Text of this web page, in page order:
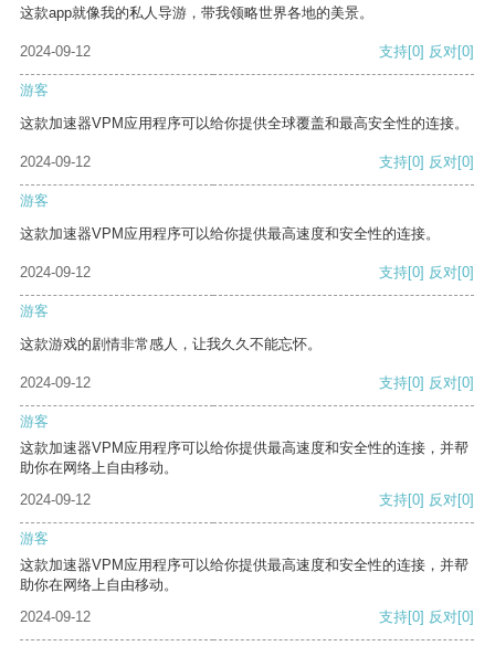
这款app就像我的私人导游，带我领略世界各地的美景。
2024-09-12 支持[0] 反对[0]
游客
这款加速器VPM应用程序可以给你提供全球覆盖和最高安全性的连接。
2024-09-12 支持[0] 反对[0]
游客
这款加速器VPM应用程序可以给你提供最高速度和安全性的连接。
2024-09-12 支持[0] 反对[0]
游客
这款游戏的剧情非常感人，让我久久不能忘怀。
2024-09-12 支持[0] 反对[0]
游客
这款加速器VPM应用程序可以给你提供最高速度和安全性的连接，并帮
助你在网络上自由移动。
2024-09-12
支持[0] 反对[0]
游客
这款加速器VPM应用程序可以给你提供最高速度和安全性的连接，并帮
助你在网络上自由移动。
2024-09-12
支持[0] 反对[0]